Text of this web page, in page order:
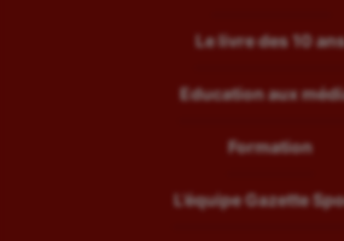
Le livre des 10
Education aux
Formation
L’équipe Gazette